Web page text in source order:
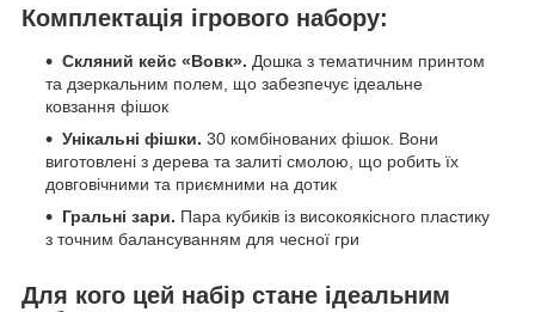
Комплектація ігрового набору:
Скляний кейс «Вовк». Дошка з тематичним принтом
та дзеркальним полем, що забезпечує ідеальне
ковзання фішок
Унікальні фішки. 30 комбінованих фішок. Вони
виготовлені з дерева та залиті смолою, що робить їх
довговічними та приємними на дотик
Гральні зари. Пара кубиків із високоякісного пластику
з точним балансуванням для чесної гри
Для кого цей набір стане ідеальним